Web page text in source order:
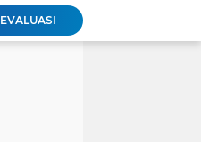
Negara Tak Boleh Kalah Dengan Mitra MBG, Ketua Umum APKLI-P: Silahkan Mogok Nasional Ganti Kantin Sekolah